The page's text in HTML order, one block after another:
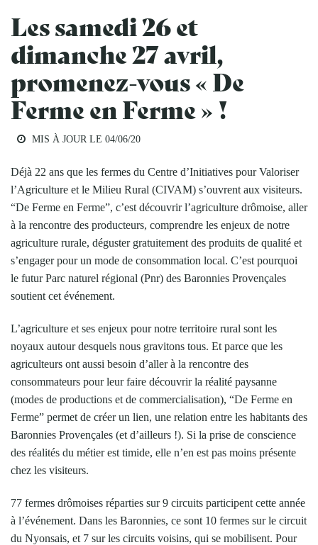
Les samedi 26 et
dimanche 27 avril,
promenez-vous « De
Ferme en Ferme » !
MIS À JOUR LE 04/06/20
Déjà 22 ans que les fermes du Centre d’Initiatives pour Valoriser
l’Agriculture et le Milieu Rural (CIVAM) s’ouvrent aux visiteurs.
“De Ferme en Ferme”, c’est découvrir l’agriculture drômoise, aller
à la rencontre des producteurs, comprendre les enjeux de notre
agriculture rurale, déguster gratuitement des produits de qualité et
s’engager pour un mode de consommation local. C’est pourquoi
le futur Parc naturel régional (Pnr) des Baronnies Provençales
soutient cet événement.
L’agriculture et ses enjeux pour notre territoire rural sont les
noyaux autour desquels nous gravitons tous. Et parce que les
agriculteurs ont aussi besoin d’aller à la rencontre des
consommateurs pour leur faire découvrir la réalité paysanne
(modes de productions et de commercialisation), “De Ferme en
Ferme” permet de créer un lien, une relation entre les habitants des
Baronnies Provençales (et d’ailleurs !). Si la prise de conscience
des réalités du métier est timide, elle n’en est pas moins présente
chez les visiteurs.
77 fermes drômoises réparties sur 9 circuits participent cette année
à l’événement. Dans les Baronnies, ce sont 10 fermes sur le circuit
du Nyonsais, et 7 sur les circuits voisins, qui se mobilisent. Pour